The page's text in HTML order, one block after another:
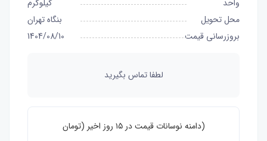
واحد
کیلوگرم
محل تحویل
بنگاه تهران
بروزرسانی قیمت
1404/08/10
لطفا تماس بگیرید
دامنه نوسانات قیمت در ۱۵ روز اخیر (تومان)